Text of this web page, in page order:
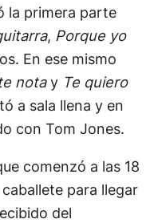
la primera parte
, Porque yo
En ese mismo
notay Te quiero
a sala llena y en
con Tom Jones.
comenzó a las 18
para llegar
del